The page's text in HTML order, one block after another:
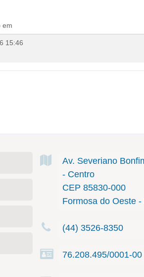
em
15:46
Av. Severiano
- Centro
CEP 85830-000
Formosa do Oeste -
(44) 3526-8350
76.208.495/0001-00